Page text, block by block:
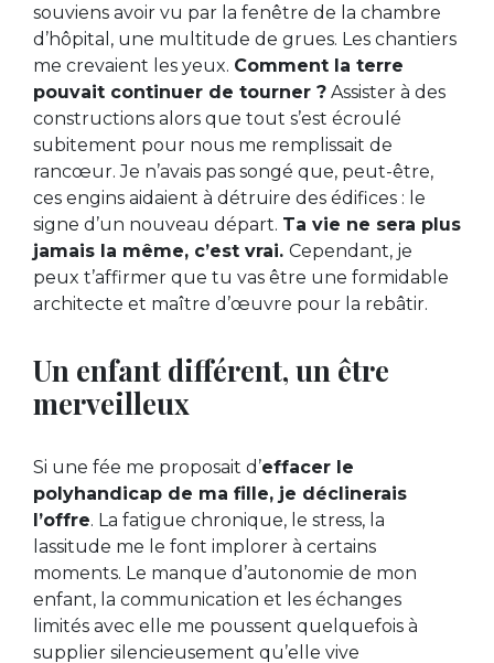
souviens avoir vu par la fenêtre de la chambre
d’hôpital, une multitude de grues. Les chantiers
me crevaient les yeux. Comment la terre
pouvait continuer de tourner ? Assister à des
constructions alors que tout s’est écroulé
subitement pour nous me remplissait de
rancœur. Je n’avais pas songé que, peut-être,
ces engins aidaient à détruire des édifices : le
signe d’un nouveau départ. Ta vie ne sera plus
jamais la même, c’est vrai. Cependant, je
peux t’affirmer que tu vas être une formidable
architecte et maître d’œuvre pour la rebâtir.
Un enfant différent, un être
merveilleux
Si une fée me proposait d’effacer le
polyhandicap de ma fille, je déclinerais
l’offre. La fatigue chronique, le stress, la
lassitude me le font implorer à certains
moments. Le manque d’autonomie de mon
enfant, la communication et les échanges
limités avec elle me poussent quelquefois à
supplier silencieusement qu’elle vive